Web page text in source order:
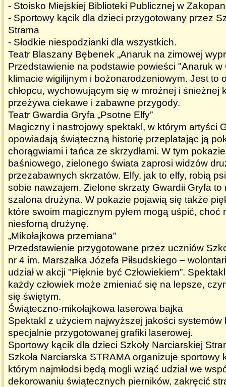
- Stoisko Miejskiej Biblioteki Publicznej w
- Sportowy kącik dla dzieci przygotowany przez
Strama
- Słodkie niespodzianki dla wszystkich.
Teatr Blaszany Bębenek „Anaruk na zimowej
Przedstawienie na podstawie powieści "Anaruk w
klimacie wigilijnym i bożonarodzeniowym. Jest to
chłopcu, wychowującym się w mroźnej i śnieżnej
przeżywa ciekawe i zabawne przygody.
Teatr Gwardia Gryfa „Psotne Elfy”
Magiczny i nastrojowy spektakl, w którym artyści
opowiadają świąteczną historię przeplatając ją
chorągwiami i tańca ze skrzydłami. W tym
baśniowego, zielonego świata zaprosi widzów
przezabawnych skrzatów. Elfy, jak to elfy, robią
sobie nawzajem. Zielone skrzaty Gwardii Gryfa to
szalona drużyna. W pokazie pojawią się także
które swoim magicznym pyłem mogą uśpić, choć
niesforną drużynę.
„Mikołajkowa przemiana”
Przedstawienie przygotowane przez uczniów
nr 4 im. Marszałka Józefa Piłsudskiego –
udział w akcji "Pięknie być Człowiekiem”.
każdy człowiek może zmieniać się na lepsze,
się świętym.
Świąteczno-mikołajkowa laserowa bajka
Spektakl z użyciem najwyższej jakości systemów
specjalnie przygotowanej grafiki laserowej.
Sportowy kącik dla dzieci Szkoły Narciarskiej
Szkoła Narciarska STRAMA organizuje sportowy
którym najmłodsi będą mogli wziąć udział we
dekorowaniu świątecznych pierników, zakręcić